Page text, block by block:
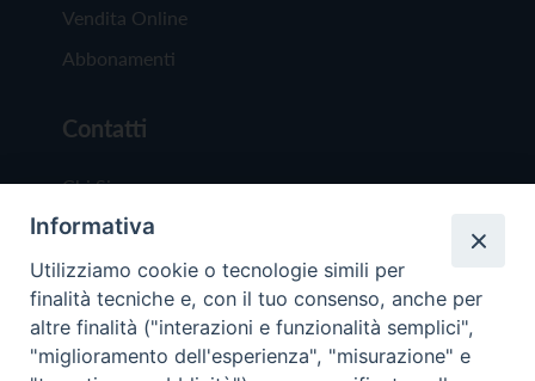
Vendita Online
Abbonamenti
Contatti
Chi Siamo
Redazione
Scrivici
Informativa
Utilizziamo cookie o tecnologie simili per
finalità tecniche e, con il tuo consenso, anche per
altre finalità ("interazioni e funzionalità semplici",
"miglioramento dell'esperienza", "misurazione" e